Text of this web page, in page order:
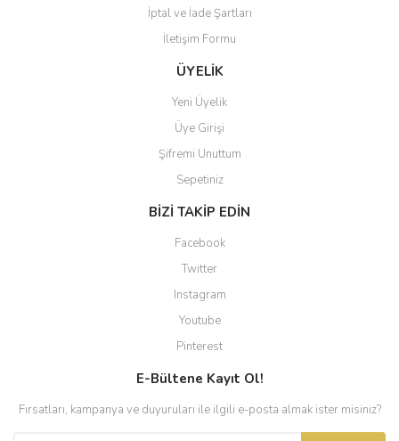
Gönder
İptal ve İade Şartları
İletişim Formu
ÜYELİK
Yeni Üyelik
Üye Girişi
Şifremi Unuttum
Sepetiniz
BİZİ TAKİP EDİN
Facebook
Twitter
Instagram
Youtube
Pinterest
E-Bültene Kayıt Ol!
Fırsatları, kampanya ve duyuruları ile ilgili e-posta almak ister misiniz?